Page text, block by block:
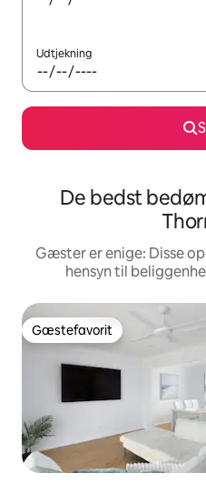
Udtjekning
De bedst
Gæster er enige: Disse
hensyn til
Gæstefavorit
Gæstefavorit